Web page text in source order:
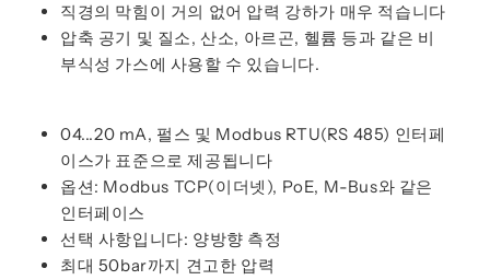
직경의 막힘이 거의 없어 압력 강하가 매우 적습니다
압축 공기 및 질소, 산소, 아르곤, 헬륨 등과 같은 비
부식성 가스에 사용할 수 있습니다.
04...20 mA, 펄스 및 Modbus RTU(RS 485) 인터페
이스가 표준으로 제공됩니다
옵션: Modbus TCP(이더넷), PoE, M-Bus와 같은
인터페이스
선택 사항입니다: 양방향 측정
최대 50bar까지 견고한 압력